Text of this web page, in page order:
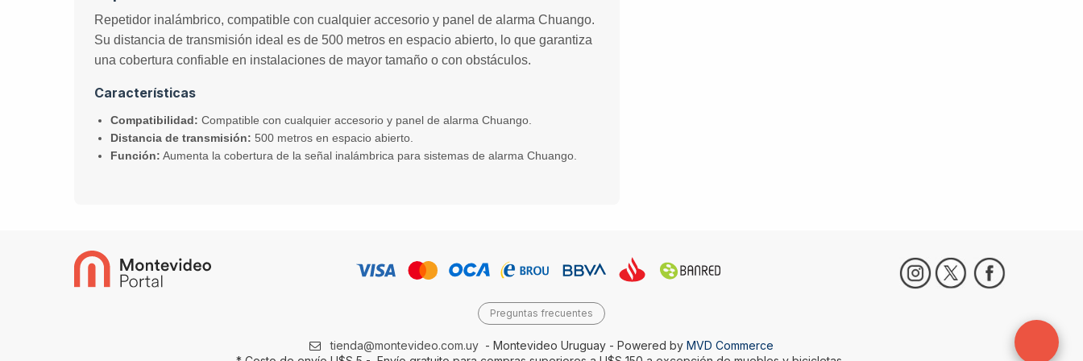
Repetidor inalámbrico, compatible con cualquier accesorio y panel de alarma Chuango.
Su distancia de transmisión ideal es de 500 metros en espacio abierto, lo que garantiza
una cobertura confiable en instalaciones de mayor tamaño o con obstáculos.
Características
Compatibilidad: Compatible con cualquier accesorio y panel de alarma Chuango.
Distancia de transmisión: 500 metros en espacio abierto.
Función: Aumenta la cobertura de la señal inalámbrica para sistemas de alarma Chuango.
Preguntas frecuentes
tienda@montevideo.com.uy - Montevideo Uruguay - Powered by MVD Commerce